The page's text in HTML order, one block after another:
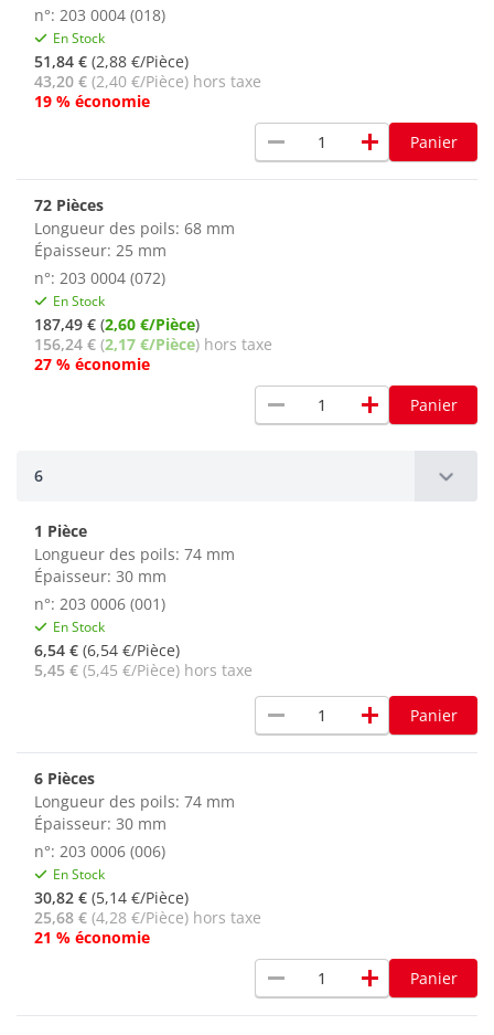
n°: 203 0004 (018)
En Stock
51,84 € (2,88 €/Pièce)
43,20 € (2,40 €/Pièce) hors taxe
19 % économie
remove add Panier
72 Pièces
Longueur des poils: 68 mm
Épaisseur: 25 mm
n°: 203 0004 (072)
En Stock
187,49 € (2,60 €/Pièce)
156,24 € (2,17 €/Pièce) hors taxe
27 % économie
remove add Panier
6
1 Pièce
Longueur des poils: 74 mm
Épaisseur: 30 mm
n°: 203 0006 (001)
En Stock
6,54 € (6,54 €/Pièce)
5,45 € (5,45 €/Pièce) hors taxe
remove add Panier
6 Pièces
Longueur des poils: 74 mm
Épaisseur: 30 mm
n°: 203 0006 (006)
En Stock
30,82 € (5,14 €/Pièce)
25,68 € (4,28 €/Pièce) hors taxe
21 % économie
remove add Panier